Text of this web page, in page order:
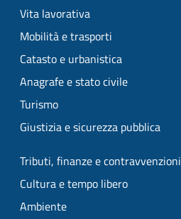
Vita lavorativa
Mobilità e trasporti
Catasto e urbanistica
Anagrafe e stato civile
Turismo
Giustizia e sicurezza pubblica
Tributi, finanze e contravvenzioni
Cultura e tempo libero
Ambiente